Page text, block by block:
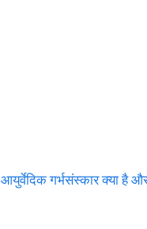
आयुर्वेदिक गर्भसंस्कार क्या है